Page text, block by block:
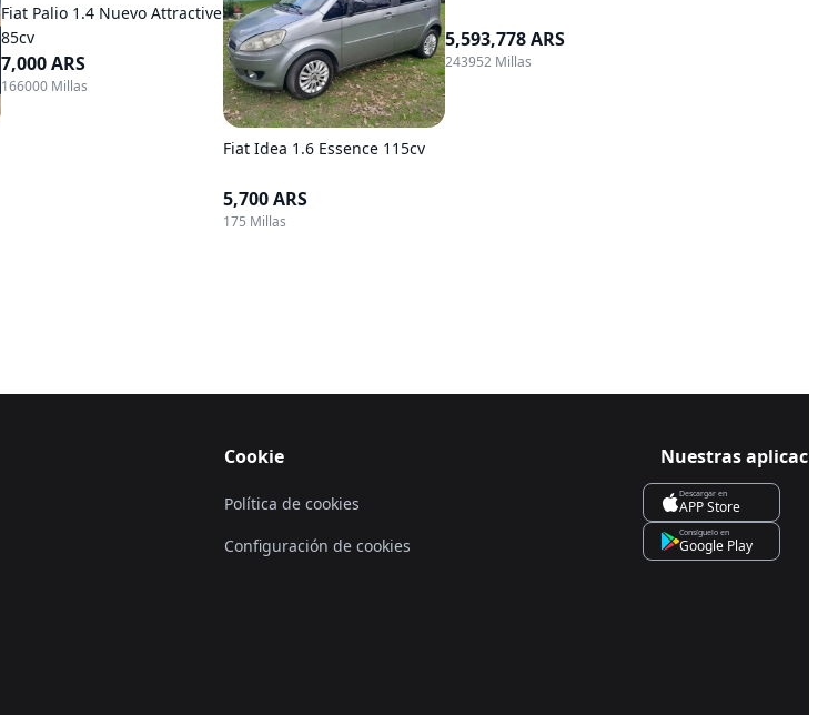
Fiat Palio 1.4 Nuevo Attractive
85cv
7,000 ARS
166000 Millas
Fiat Idea 1.6 Essence 115cv
5,700 ARS
175 Millas
5,593,778 ARS
243952 Millas
Cookie
Política de cookies
Configuración de cookies
Nuestras
Descargar en
APP Store
Consíguelo en
Google Play